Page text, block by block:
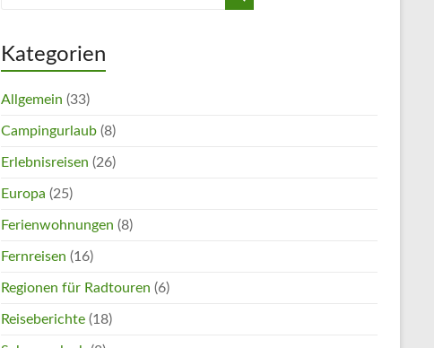
Kategorien
Allgemein (33)
Campingurlaub (8)
Erlebnisreisen (26)
Europa (25)
Ferienwohnungen (8)
Fernreisen (16)
Regionen für Radtouren (6)
Reiseberichte (18)